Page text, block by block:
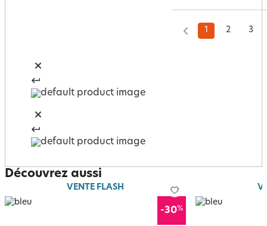
1 2 3
Découvrez aussi
VENTE FLASH
-30%